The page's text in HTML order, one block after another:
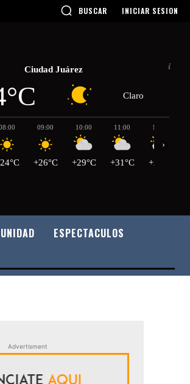
BUSCAR INICIAR SESION
Ciudad Juárez
Claro
09:00
+26°C
10:00
+29°C
11:00
+31°C
12:00
+33°C
›
ESPECTACULOS
Advertisment